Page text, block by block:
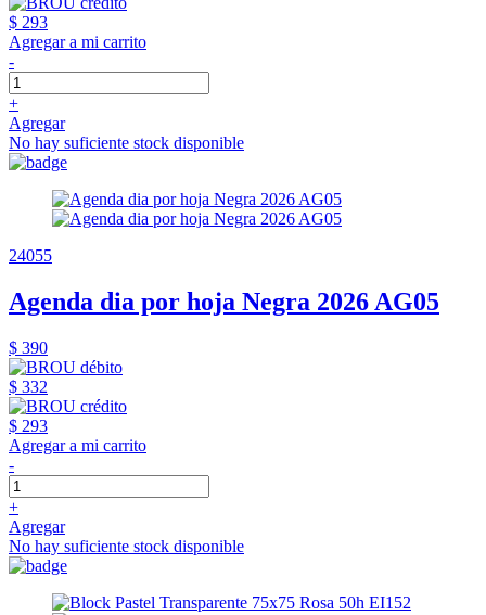
$ 293
Agregar a mi carrito
-
+
Agregar
No hay suficiente stock disponible
24055
Agenda dia por hoja Negra 2026 AG05
$ 390
$ 332
$ 293
Agregar a mi carrito
-
+
Agregar
No hay suficiente stock disponible